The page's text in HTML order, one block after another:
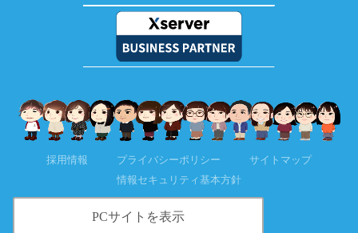
採用情報 プライバシーポリシー
サイトマップ
情報セキュリティ基本方針
PCサイトを表示